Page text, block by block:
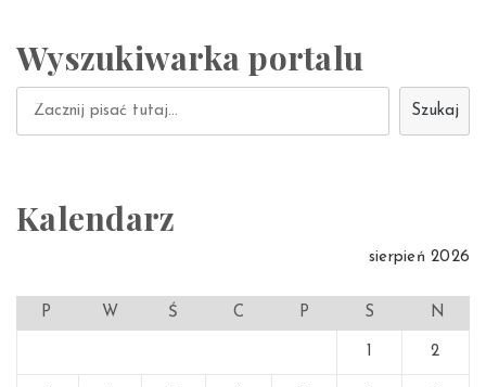
Wyszukiwarka portalu
Szukaj
Kalendarz
sierpień 2026
P W Ś C P S N
1 2